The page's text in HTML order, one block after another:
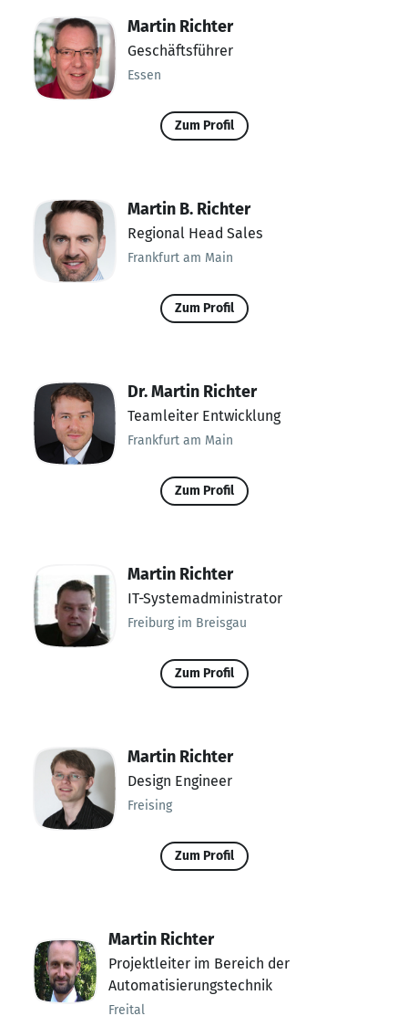
Martin Richter
Geschäftsführer
Essen
Zum Profil
Martin B. Richter
Regional Head Sales
Frankfurt am Main
Zum Profil
Dr. Martin Richter
Teamleiter Entwicklung
Frankfurt am Main
Zum Profil
Martin Richter
IT-Systemadministrator
Freiburg im Breisgau
Zum Profil
Martin Richter
Design Engineer
Freising
Zum Profil
Martin Richter
Projektleiter im Bereich der
Automatisierungstechnik
Freital